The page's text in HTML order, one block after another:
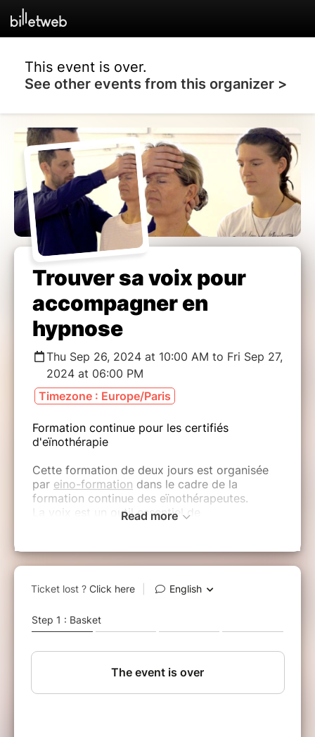
This event is over.
See other events from this organizer >
Trouver sa voix pour
accompagner en
hypnose
Thu Sep 26, 2024 at 10:00 AM to Fri Sep 27,
2024 at 06:00 PM
Timezone : Europe/Paris
Formation continue pour les certifiés
d'eïnothérapie
Cette formation de deux jours est organisée
par eino-formation dans le cadre de la
formation continue des eïnothérapeutes.
La voix est un outil essentiel de
Contacter la profondeur de sa voix va cela dit
plus loin et impacte la séance sur d'autres
plans. Il s'agit ainsi de donner des repères aux
stagiaires afin que corps, souffle, voix et
perceptude, clé incontournable de
Pré-requis obligatoire : être certifié
Read more